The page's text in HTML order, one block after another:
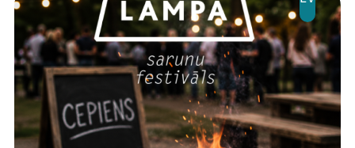
ThreadsFacebookYoutube
X Instagram
Flick TikTok